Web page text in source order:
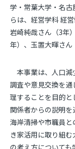
学・常葉大学・名
らは、経営学科 経
岩崎純哉さん（3年
年）、玉置大暉さん
本事業は、人口減
調査や意見交換を
理することを目的
関係者からの説明
海岸清掃や市職員
き家活用に取り組
の考え方についても